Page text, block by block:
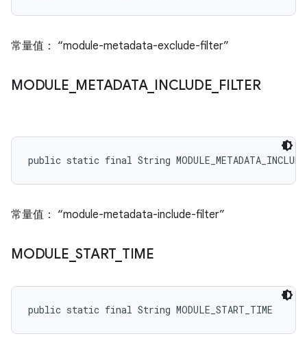
常量值： “module-metadata-exclude-filter”
MODULE METADATA_ INCLUDE FILTER
public static final String
常量值： “module-metadata-include-filter”
MODULE _START_ TIME
public static final String MODULE_START_TIME